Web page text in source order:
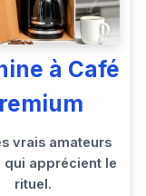
à Café
vrais amateurs
qui apprécient le
rituel.